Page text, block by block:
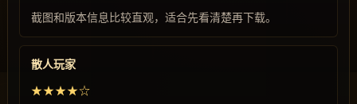
截图和版本信息比较直观，适合先看清楚再下载。
散人玩家
★★★★☆